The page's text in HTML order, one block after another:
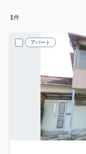
1件
アパート